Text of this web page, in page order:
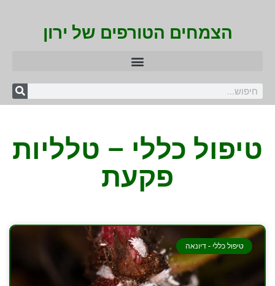
הצמחים הטורפים של ירון
טיפול כללי – טלליות
פקעת
טיפול כללי - דיונאה